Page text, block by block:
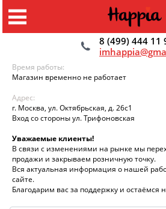
8 (499) 444 11
Время работы:
Магазин временно не работает
Адрес:
г. Москва, ул. Октябрьская, д. 26с1
Вход со стороны ул. Трифоновская
Уважаемые клиенты!
В связи с изменениями на рынке мы
продажи и закрываем розничную точку.
Вся актуальная информация о нашей
сайте.
Благодарим вас за поддержку и остаёмся